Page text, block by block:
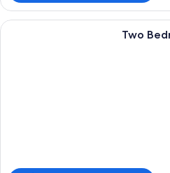
أغطية فراش متميزة وأسرّة بطبقة علوية
Two